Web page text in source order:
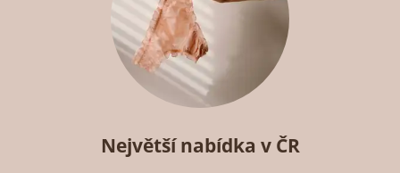
Největší nabídka v ČR